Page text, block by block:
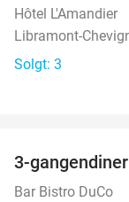
Hôtel L'Amandier
Libramont-
Solgt: 3
3-
Bar Bistro DuCo